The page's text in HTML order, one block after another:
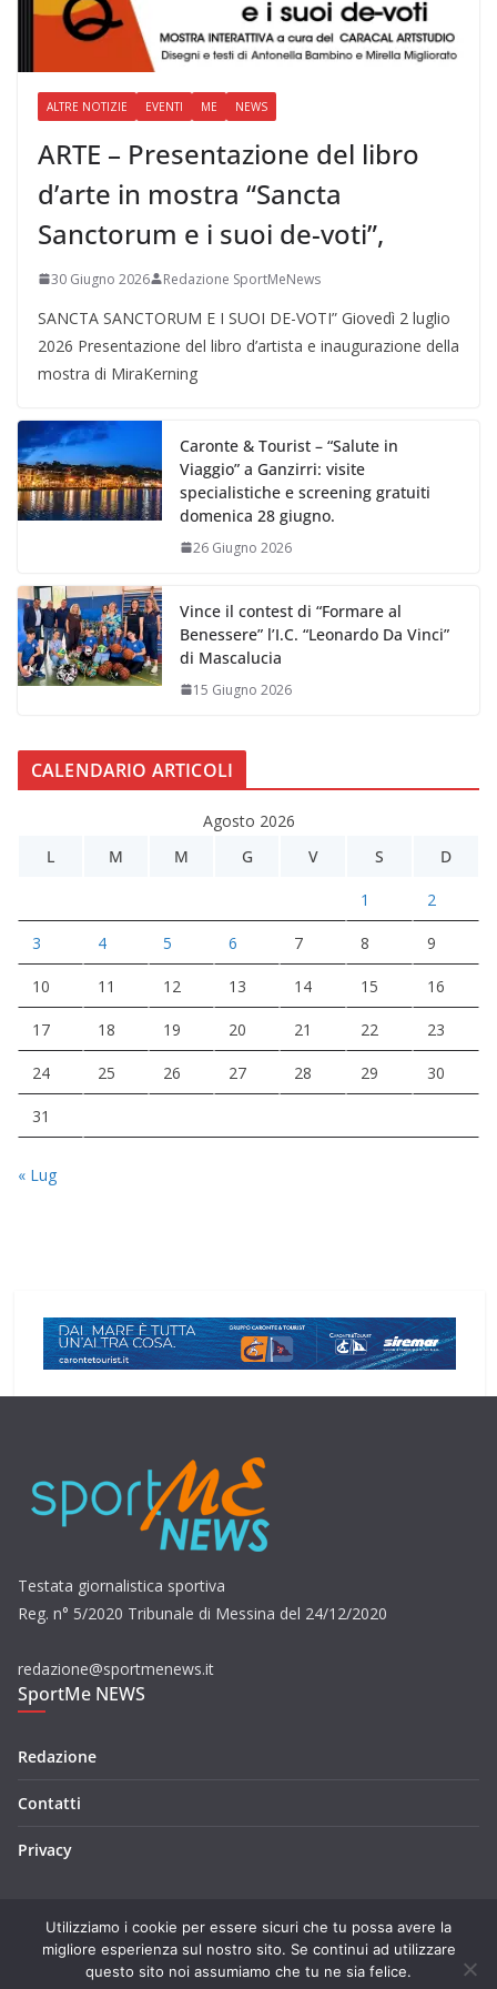
ALTRE NOTIZIE EVENTI ME NEWS
ARTE – Presentazione del libro
d’arte in mostra “Sancta
Sanctorum e i suoi de-voti”,
30 Giugno 2026 Redazione SportMeNews
SANCTA SANCTORUM E I SUOI DE-VOTI” Giovedì 2 luglio
2026 Presentazione del libro d’artista e inaugurazione della
mostra di MiraKerning
Caronte & Tourist – “Salute in
Viaggio” a Ganzirri: visite
specialistiche e screening gratuiti
domenica 28 giugno.
26 Giugno 2026
Vince il contest di “Formare al
Benessere” l’I.C. “Leonardo Da Vinci”
di Mascalucia
15 Giugno 2026
CALENDARIO ARTICOLI
Agosto 2026
L
M M G V S D
1 2
3 4 5 6 7 8 9
10 11 12 13 14 15 16
17 18 19 20 21 22 23
24 25 26 27 28 29 30
31
« Lug
Testata giornalistica sportiva
Reg. n° 5/2020 Tribunale di Messina del 24/12/2020
redazione@sportmenews.it
SportMe NEWS
Redazione
Contatti
Privacy
Copyright © 2026SportMe NEWS. Tutti i diritti riservati.
Utilizziamo i cookie per essere sicuri che tu possa avere la
migliore esperienza sul nostro sito. Se continui ad utilizzare
questo sito noi assumiamo che tu ne sia felice.